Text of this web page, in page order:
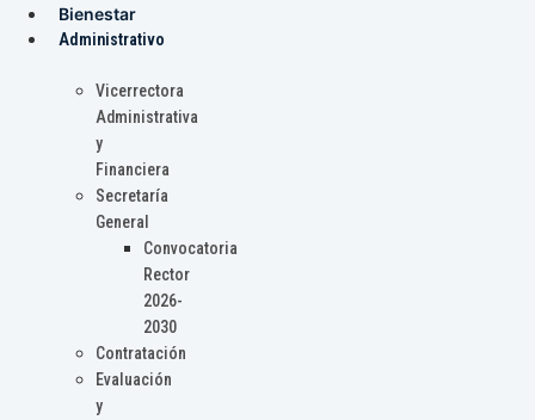
Bienestar
Administrativo
Vicerrectora
Administrativa
y
Financiera
Secretaría
General
Convocatoria
Rector
2026-
2030
Contratación
Evaluación
y